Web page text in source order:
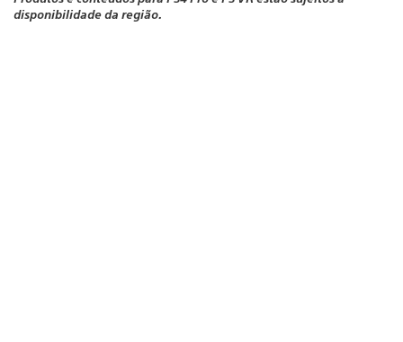
disponibilidade da região.